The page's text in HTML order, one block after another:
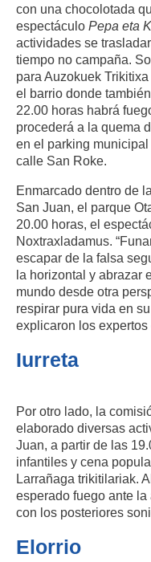
con una chocolotada
espectáculo Pepa eta
actividades se
tiempo no campaña.
para Auzokuek
el barrio donde
22.00 horas habrá
procederá a la quema
en el parking
calle San Roke.
Enmarcado dentro de
San Juan, el parque
20.00 horas, el
Noxtraxladamus.
escapar de la falsa
la horizontal y abrazar
mundo desde otra
respirar pura vida en
explicaron los
Iurreta
Por otro lado, la
elaborado diversas
Juan, a partir de las
infantiles y cena
Larrañaga trikitilariak.
esperado fuego ante
con los posteriores
Elorrio